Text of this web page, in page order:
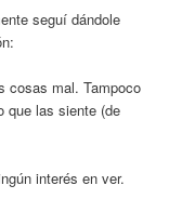
seguí dándole
cosas mal. Tampoco
que las siente (de
interés en ver.